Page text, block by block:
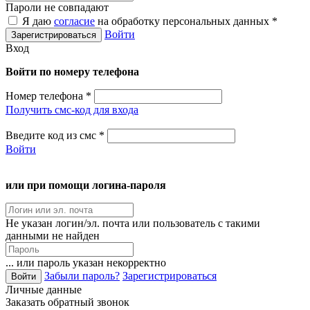
Пароли не совпадают
Я даю согласие на обработку персональных данных *
Войти
Вход
Войти по номеру телефона
Номер телефона *
Получить смс-код для входа
Введите код из смс *
Войти
или при помощи логина-пароля
Не указан логин/эл. почта или пользователь с такими
данными не найден
... или пароль указан некорректно
Забыли пароль? Зарегистрироваться
Личные данные
Заказать обратный звонок